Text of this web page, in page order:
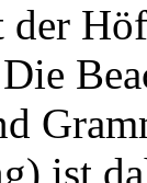
der
ist